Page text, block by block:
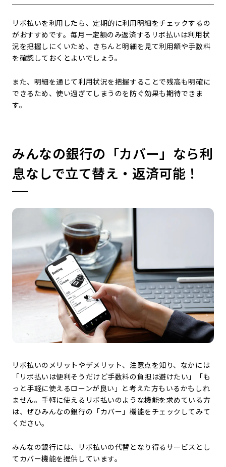
リボ払いを利用したら、定期的に利用明細をチェックするの
がおすすめです。毎月一定額のみ返済するリボ払いは利用状
況を把握しにくいため、きちんと明細を見て利用額や手数料
を確認しておくとよいでしょう。
また、明細を通じて利用状況を把握することで残高も明確に
できるため、使い過ぎてしまうのを防ぐ効果も期待できま
す。
みんなの銀行の「カバー」なら利
息なしで立て替え・返済可能！
リボ払いのメリットやデメリット、注意点を知り、なかには
「リボ払いは便利そうだけど手数料の負担は避けたい」「も
っと手軽に使えるローンが良い」と考えた方もいるかもしれ
ません。手軽に使えるリボ払いのような機能を求めている方
は、ぜひみんなの銀行の「カバー」機能をチェックしてみて
ください。
みんなの銀行には、リボ払いの代替となり得るサービスとし
てカバー機能を提供しています。